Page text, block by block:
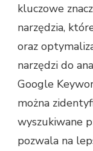
kluczowe
narzędzia,
oraz
narzędzi do
Google
można
wyszukiwane
pozwala na